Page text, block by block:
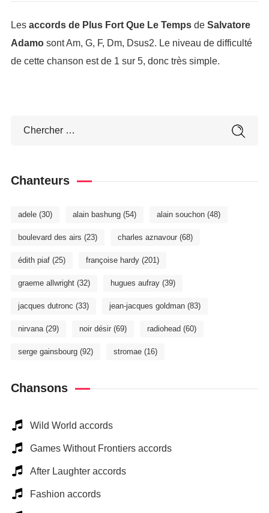
Les accords de Plus Fort Que Le Tempsde Salvatore
Adamosont Am, G, F, Dm, Dsus2. Le niveau de difficulté
de cette chanson est de 1 sur 5, donc très simple.
Chanteurs
adele(30) alain bashung(54) alain souchon(48)
boulevard des airs (23) charles aznavour(68)
édith piaf(25) françoise hardy(201)
graeme allwright(32) hugues aufray(39)
jacques dutronc (33) jean-jacques goldman(83)
nirvana(29) noir désir(69) radiohead (60)
serge gainsbourg(92) stromae(16)
Chansons
Wild World accords
Games Without Frontiers accords
After Laughter accords
Fashion accords